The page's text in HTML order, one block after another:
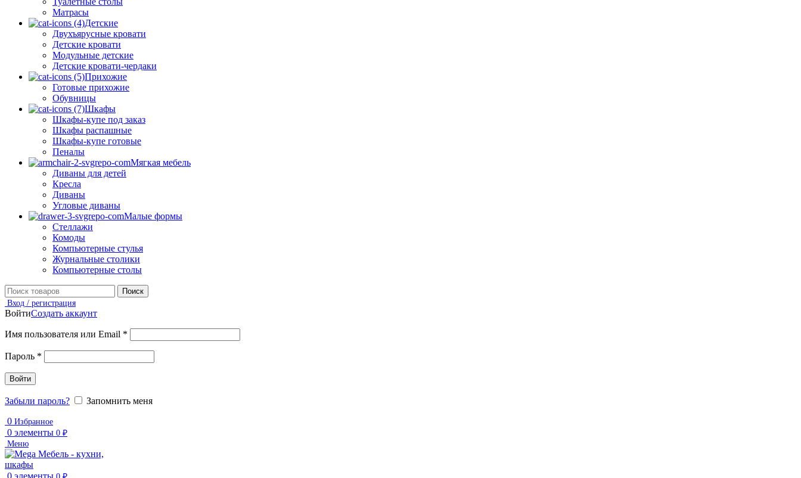
Матрасы
Детские
Двухъярусные кровати
Детские кровати
Модульные детские
Детские кровати-чердаки
Прихожие
Готовые прихожие
Обувницы
Шкафы
Шкафы-купе под заказ
Шкафы распашные
Шкафы-купе готовые
Пеналы
Мягкая мебель
Диваны для детей
Кресла
Диваны
Угловые диваны
Малые формы
Стеллажи
Комоды
Компьютерные стулья
Журнальные столики
Компьютерные столы
Поиск
Вход / регистрация
ВойтиСоздать аккаунт
Имя пользователя или Email *
Пароль *
Войти
Забыли пароль?
Запомнить меня
0 Избранное
0 элементы 0 ₽
Меню
0 элементы